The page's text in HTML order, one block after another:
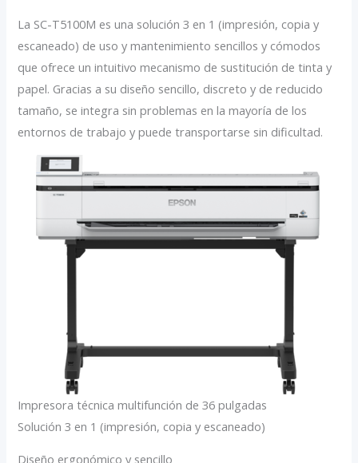
La SC-T5100M es una solución 3 en 1 (impresión, copia y
escaneado) de uso y mantenimiento sencillos y cómodos
que ofrece un intuitivo mecanismo de sustitución de tinta y
papel. Gracias a su diseño sencillo, discreto y de reducido
tamaño, se integra sin problemas en la mayoría de los
entornos de trabajo y puede transportarse sin dificultad.
Impresora técnica multifunción de 36 pulgadas
Solución 3 en 1 (impresión, copia y escaneado)
Diseño ergonómico y sencillo